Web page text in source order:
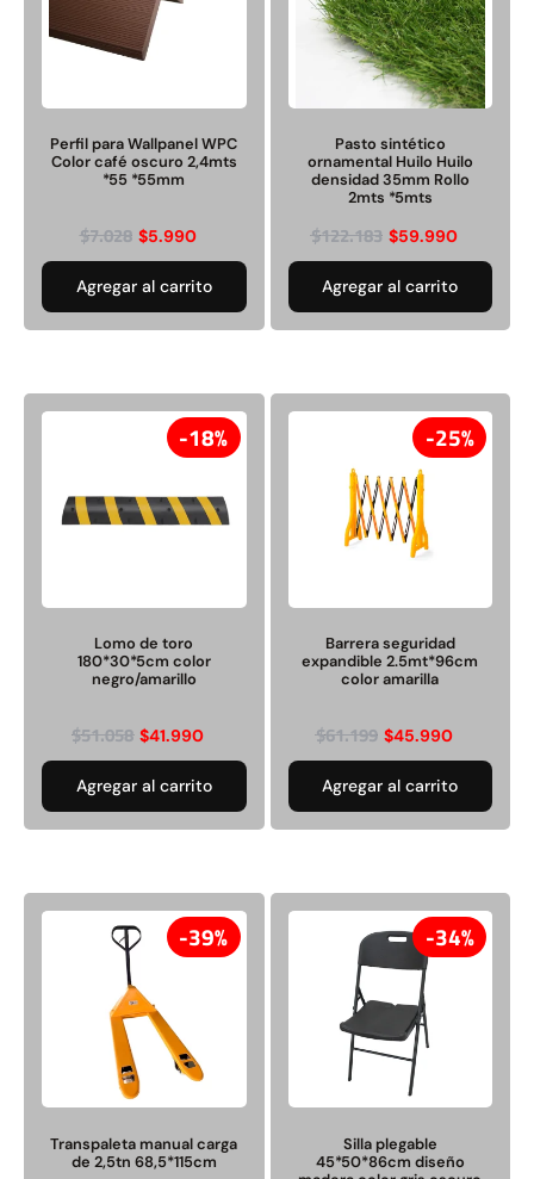
Perfil para Wallpanel WPC
Color café oscuro 2,4mts
*55 *55mm
$7.028 $5.990
Agregar al carrito
Pasto sintético
ornamental Huilo Huilo
densidad 35mm Rollo
2mts *5mts
$122.183 $59.990
Agregar al carrito
18%
Lomo de toro
180*30*5cm color
negro/amarillo
$51.058 $41.990
Agregar al carrito
25%
Barrera seguridad
expandible 2.5mt*96cm
color amarilla
$61.199 $45.990
Agregar al carrito
39%
Transpaleta manual carga
de 2,5tn 68,5*115cm
34%
Silla plegable
45*50*86cm diseño